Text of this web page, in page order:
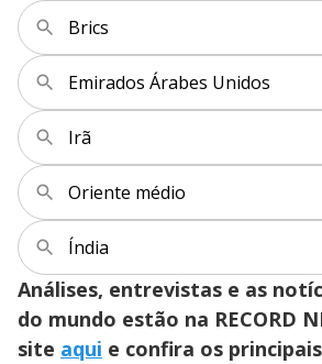
Brics
Emirados Árabes Unidos
Irã
Oriente médio
Índia
Análises, entrevistas e as
do mundo estão na RECORD
site aqui e confira os